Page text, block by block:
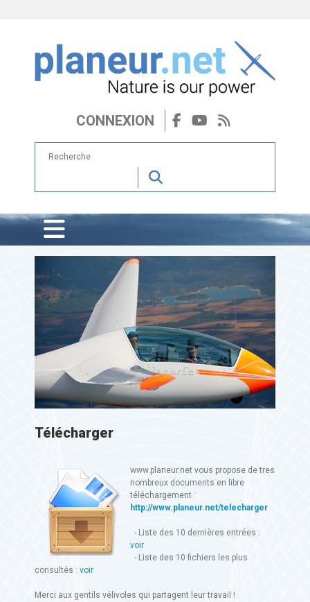
CONNEXION
Télécharger
www.planeur.net vous propose de tres
nombreux documents en libre
téléchargement :
http://www.planeur.net/telecharger
- Liste des 10 dernières entrées :
voir
- Liste des 10 fichiers les plus
consultés : voir
Merci aux gentils vélivoles qui partagent leur travail !